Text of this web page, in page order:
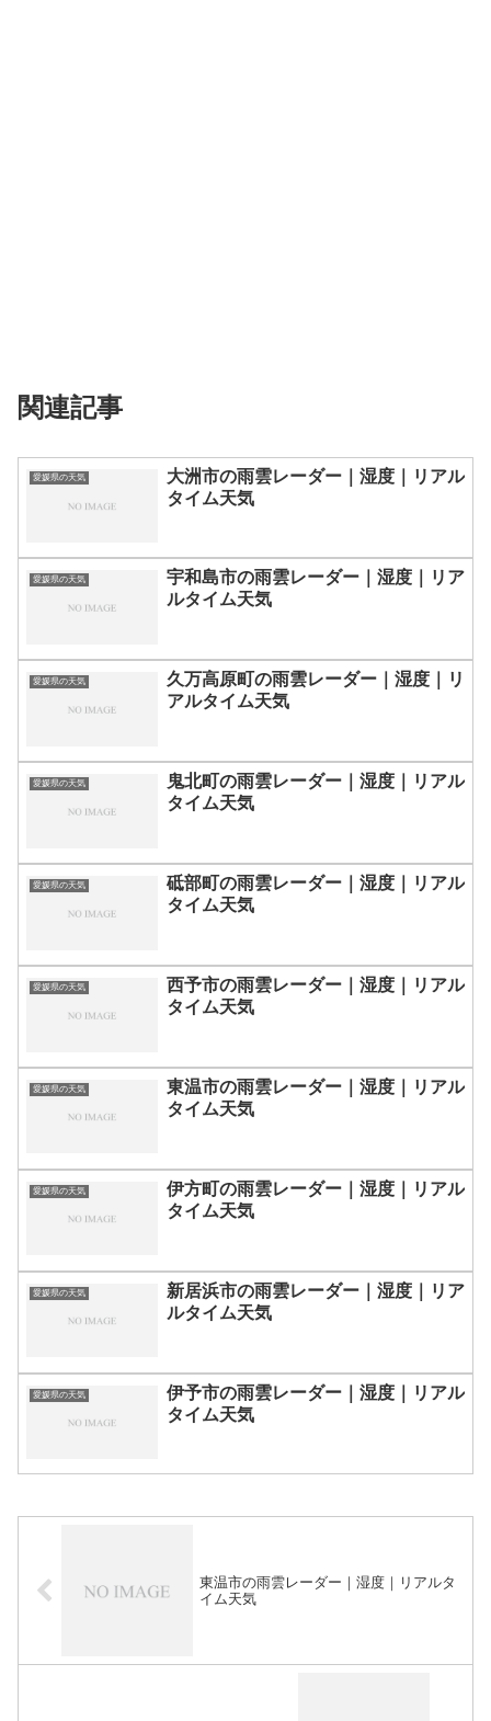
関連記事
愛媛県の天気
大洲市の雨雲レーダー｜湿度｜リアル
タイム天気
愛媛県の天気
宇和島市の雨雲レーダー｜湿度｜リア
ルタイム天気
愛媛県の天気
久万高原町の雨雲レーダー｜湿度｜リ
アルタイム天気
愛媛県の天気
鬼北町の雨雲レーダー｜湿度｜リアル
タイム天気
愛媛県の天気
砥部町の雨雲レーダー｜湿度｜リアル
タイム天気
愛媛県の天気
西予市の雨雲レーダー｜湿度｜リアル
タイム天気
愛媛県の天気
東温市の雨雲レーダー｜湿度｜リアル
タイム天気
愛媛県の天気
伊方町の雨雲レーダー｜湿度｜リアル
タイム天気
愛媛県の天気
新居浜市の雨雲レーダー｜湿度｜リア
ルタイム天気
愛媛県の天気
伊予市の雨雲レーダー｜湿度｜リアル
タイム天気
東温市の雨雲レーダー｜湿度｜リアルタ
イム天気